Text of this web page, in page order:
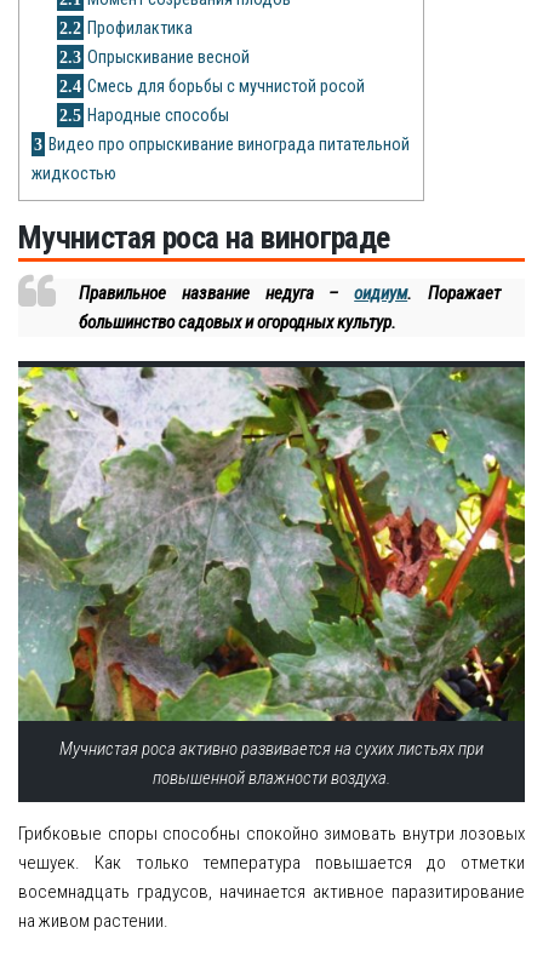
Рецепты
О сайте
2.2 Профилактика
2.3 Опрыскивание весной
2.4 Смесь для борьбы с мучнистой росой
2.5 Народные способы
3 Видео про опрыскивание винограда питательной
жидкостью
Мучнистая роса на винограде
Правильное название недуга –оидиум. Поражает
большинство садовых и огородных культур.
Мучнистая роса активно развивается на сухих листьях при
повышенной влажности воздуха.
Грибковые споры способны спокойно зимовать внутри лозовых
чешуек. Как только температура повышается до отметки
восемнадцать градусов, начинается активное паразитирование
на живом растении.